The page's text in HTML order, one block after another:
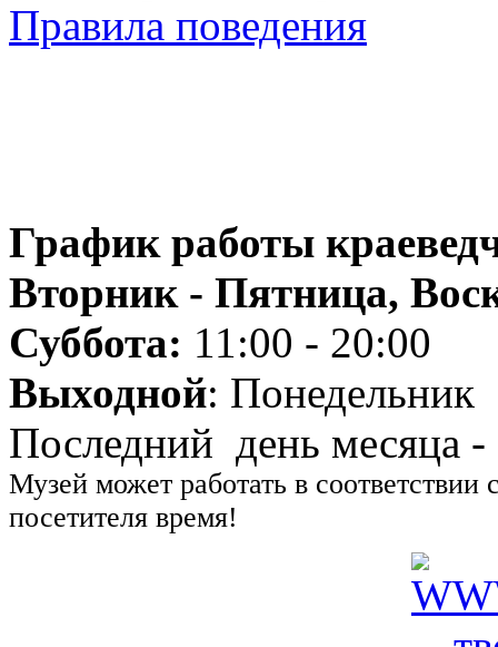
Правила поведения
График работы
Вторник - Пятница,
Суббота: 11:00 - 20:00
Выходной: Понедельник
Последний день месяца -
Музей может работать в
посетителя время!